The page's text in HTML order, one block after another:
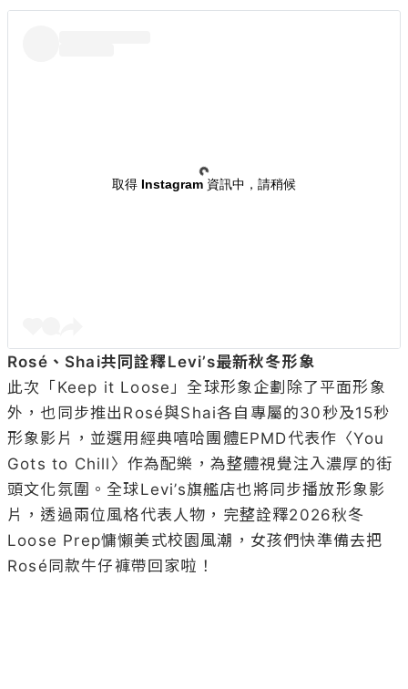
取得 Instagram 資訊中，請稍候
Rosé、Shai共同詮釋Levi’s最新秋冬形象
此次「Keep it Loose」全球形象企劃除了平面形象
外，也同步推出Rosé與Shai各自專屬的30秒及15秒
形象影片，並選用經典嘻哈團體EPMD代表作〈You
Gots to Chill〉作為配樂，為整體視覺注入濃厚的街
頭文化氛圍。全球Levi’s旗艦店也將同步播放形象影
片，透過兩位風格代表人物，完整詮釋2026秋冬
Loose Prep慵懶美式校園風潮，女孩們快準備去把
Rosé同款牛仔褲帶回家啦！